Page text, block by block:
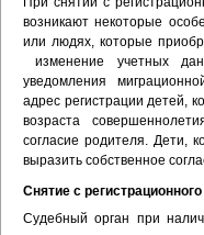
возникают некоторые
или людях, которые
изменение учетных
уведомления
адрес регистрации детей,
возраста
согласие родителя. Дети,
выразить собственное
Снятие с
Судебный орган при